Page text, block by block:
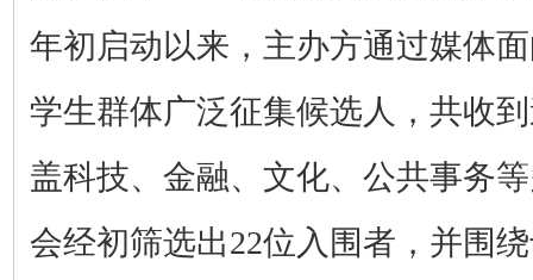
年初启动以来，主办方通过媒体
学生群体广泛征集候选人，共收
盖科技、金融、文化、公共事务
会经初筛选出22位入围者，并围